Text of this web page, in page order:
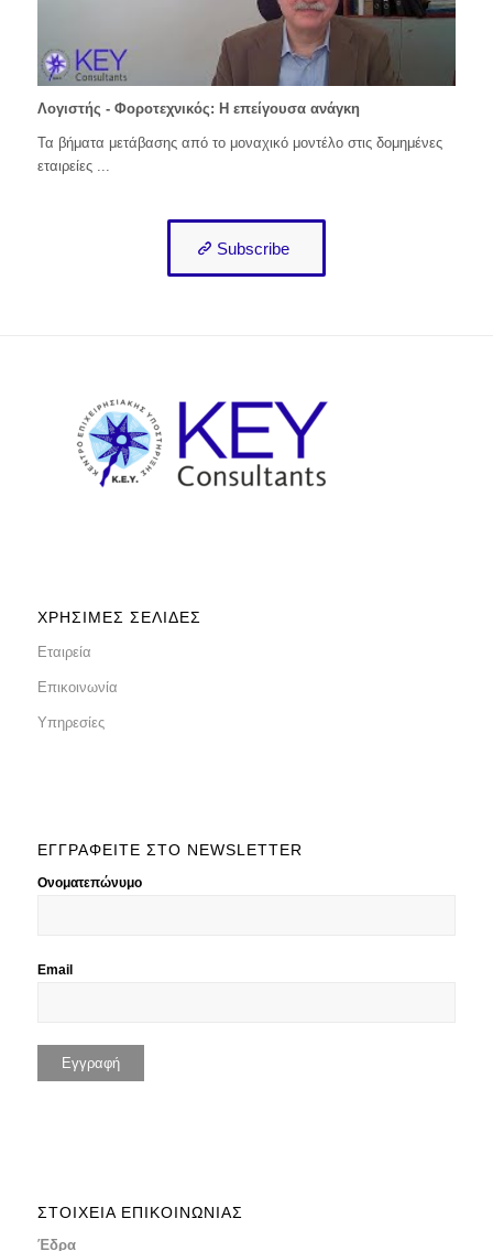
Λογιστής - Φοροτεχνικός: Η επείγουσα ανάγκη
Τα βήματα μετάβασης από το μοναχικό μοντέλο στις δομημένες
εταιρείες ...
Subscribe
ΧΡΉΣΙΜΕΣ ΣΕΛΊΔΕΣ
Εταιρεία
Επικοινωνία
Υπηρεσίες
ΕΓΓΡΑΦΕΙΤΕ ΣΤΟ NEWSLETTER
Ονοματεπώνυμο
Email
ΣΤΟΙΧΕΊΑ ΕΠΙΚΟΙΝΩΝΊΑΣ
Έδρα